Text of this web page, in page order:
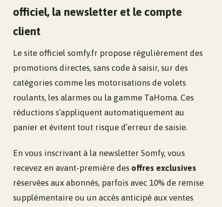
officiel, la newsletter et le compte
client
Le site officiel somfy.fr propose régulièrement des
promotions directes, sans code à saisir, sur des
catégories comme les motorisations de volets
roulants, les alarmes ou la gamme TaHoma. Ces
réductions s’appliquent automatiquement au
panier et évitent tout risque d’erreur de saisie.
En vous inscrivant à la newsletter Somfy, vous
recevez en avant-première des offres exclusives
réservées aux abonnés, parfois avec 10% de remise
supplémentaire ou un accès anticipé aux ventes